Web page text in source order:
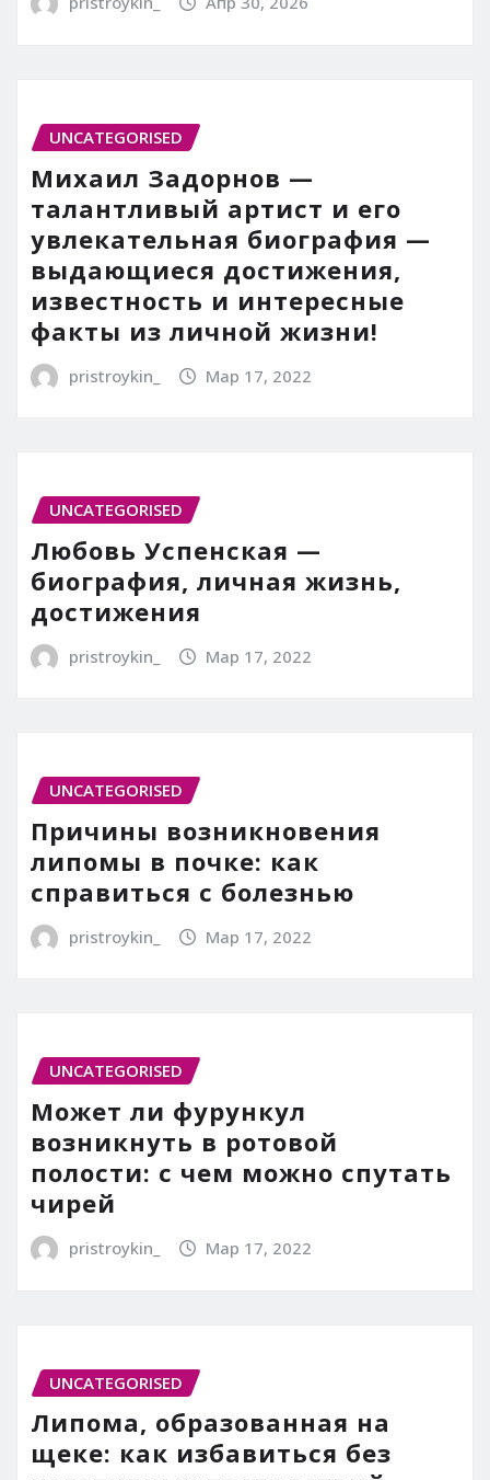
UNCATEGORISED
Михаил Задорнов —
талантливый артист и его
увлекательная биография —
выдающиеся достижения,
известность и интересные
факты из личной жизни!
pristroykin_ Мар 17, 2022
UNCATEGORISED
Любовь Успенская —
биография, личная жизнь,
достижения
pristroykin_ Мар 17, 2022
UNCATEGORISED
Причины возникновения
липомы в почке: как
справиться с болезнью
pristroykin_ Мар 17, 2022
UNCATEGORISED
Может ли фурункул
возникнуть в ротовой
полости: с чем можно спутать
чирей
pristroykin_ Мар 17, 2022
UNCATEGORISED
Липома, образованная на
щеке: как избавиться без